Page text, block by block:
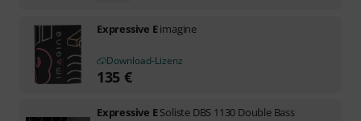
Expressive Eimagine
Download-Lizenz
135 €
Expressive ESoliste DBS 1130 Double Bass